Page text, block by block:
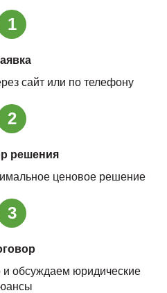
1
сайт или по телефону
2
решения
ценовое решение
3
обсуждаем юридические